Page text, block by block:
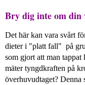
Bry dig inte om
Det här kan vara svårt
dieter i "platt fall" på
som gjort att man
mäter tyngdkraften på
överhuvudtaget? Denna